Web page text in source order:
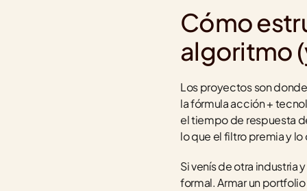
Cómo
algoritmo
Los proyectos son
la fórmula acción +
el tiempo de respuesta
lo que el filtro premia y
Si venís de otra industria
formal. Armar un